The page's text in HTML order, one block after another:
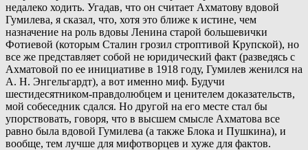
недалеко ходить. Угадав, что он считает Ахматову вдовой
Гумилева, я сказал, что, хотя это ближе к истине, чем
назначение на роль вдовы Ленина старой большевички
Фотиевой (которым Сталин грозил строптивой Крупской), но
все же представляет собой не юридический факт (разведясь с
Ахматовой по ее инициативе в 1918 году, Гумилев женился на
А. Н. Энгельгардт), а вот именно миф. Будучи
шестидесятником-правдолюбцем и ценителем доказательств,
мой собеседник сдался. Но другой на его месте стал бы
упорствовать, говоря, что в высшем смысле Ахматова все
равно была вдовой Гумилева (а также Блока и Пушкина), и
вообще, тем лучше для мифотворцев и хуже для фактов.